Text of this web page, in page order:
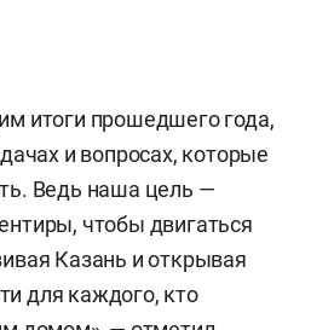
итоги прошедшего года,
и вопросах, которые
Ведь наша цель —
чтобы двигаться
Казань и открывая
для каждого, кто